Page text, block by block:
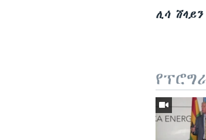
ሊሳ